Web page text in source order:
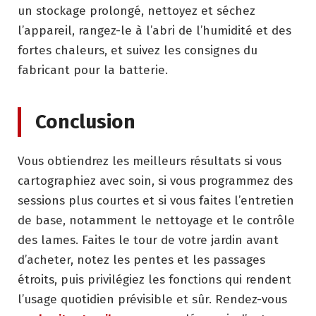
un stockage prolongé, nettoyez et séchez
l’appareil, rangez-le à l’abri de l’humidité et des
fortes chaleurs, et suivez les consignes du
fabricant pour la batterie.
Conclusion
Vous obtiendrez les meilleurs résultats si vous
cartographiez avec soin, si vous programmez des
sessions plus courtes et si vous faites l’entretien
de base, notamment le nettoyage et le contrôle
des lames. Faites le tour de votre jardin avant
d’acheter, notez les pentes et les passages
étroits, puis privilégiez les fonctions qui rendent
l’usage quotidien prévisible et sûr. Rendez-vous